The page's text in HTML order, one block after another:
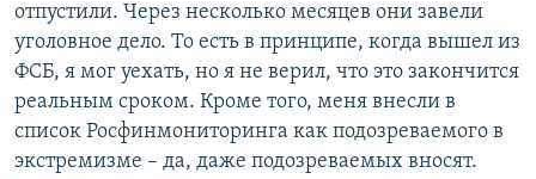
отпустили. Через несколько месяцев они завели
уголовное дело. То есть в принципе, когда вышел из
ФСБ, я мог уехать, но я не верил, что это закончится
реальным сроком. Кроме того, меня внесли в
список Росфинмониторинга как подозреваемого в
экстремизме – да, даже подозреваемых вносят.